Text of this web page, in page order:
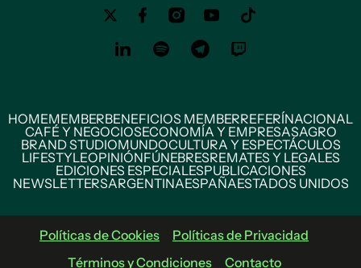
HOMEMEMBERBENEFICIOS MEMBERREFERÍNACIONAL
CAFÉ Y NEGOCIOSECONOMÍA Y EMPRESASAGRO
BRAND STUDIOMUNDOCULTURA Y ESPECTÁCULOS
LIFESTYLEOPINIÓNFÚNEBRESREMATES Y LEGALES
EDICIONES ESPECIALESPUBLICACIONES
NEWSLETTERSARGENTINAESPAÑAESTADOS UNIDOS
Políticas de Cookies
Políticas de Privacidad
Términos y Condiciones
Contacto